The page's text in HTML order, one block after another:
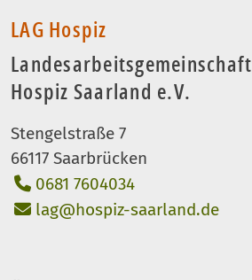
Landesarbeitsgemeinschaft
Hospiz Saarland e.V.
LAG Hospiz
Stengelstraße 7
66117 Saarbrücken
0681 7604034
lag@hospiz-saarland.de